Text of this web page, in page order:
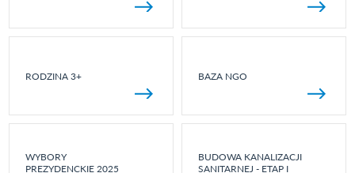
RODZINA 3+ BAZA NGO
WYBORY
PREZYDENCKIE 2025
BUDOWA KANALIZACJI
SANITARNEJ - ETAP I